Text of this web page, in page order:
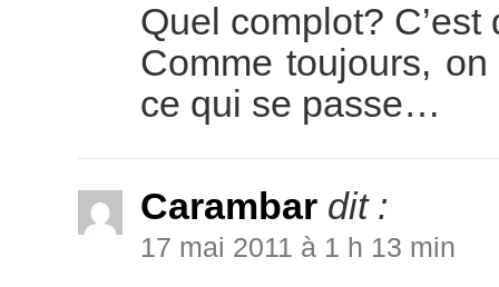
Quel complot?
Comme toujours,
ce qui se passe…
Carambar dit :
17 mai 2011 à 1 h 13 min